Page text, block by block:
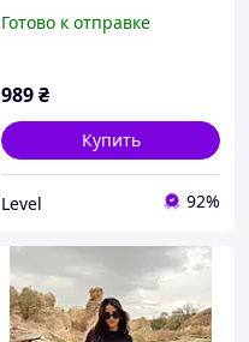
Готово к отправке
989₴
Купить
Level 92%